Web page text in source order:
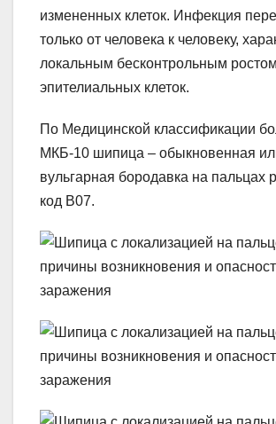
измененных клеток. Инфекция
только от человека к человеку,
локальным бесконтрольным ростом
эпителиальных клеток.
По Медицинской классификации
МКБ-10 шипица – обыкновенная
вульгарная бородавка на пальцах
код В07.